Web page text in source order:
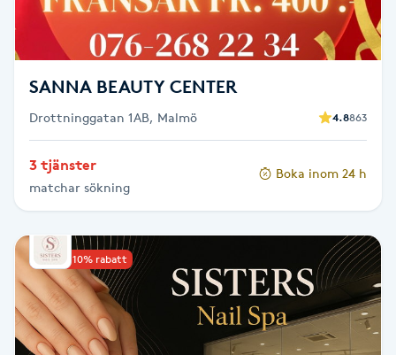
M
Manikyr & Pedikyr
Massage
Medial vägledning
Medicinsk massage
Meditation
SANNA BEAUTY CENTER
Drottninggatan 1AB, Malmö 4.8863
3 tjänster
matchar sökning
Boka inom 24 h
Upp till 10% rabatt